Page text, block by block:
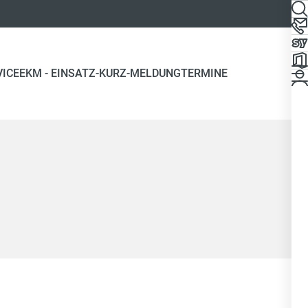
EKM - EINSATZ-KURZ-MELDUNGTERMINE(CURRENT)